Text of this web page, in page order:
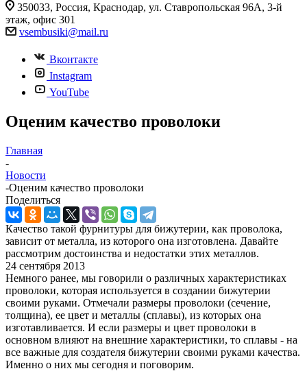
350033, Россия, Краснодар, ул. Ставропольская 96А, 3-й
этаж, офис 301
vsembusiki@mail.ru
Вконтакте
Instagram
YouTube
Оценим качество проволоки
Главная
-
Новости
-Оценим качество проволоки
Поделиться
Качество такой фурнитуры для бижутерии, как проволока,
зависит от металла, из которого она изготовлена. Давайте
рассмотрим достоинства и недостатки этих металлов.
24 сентября 2013
Немного ранее, мы говорили о различных характеристиках
проволоки, которая используется в создании бижутерии
своими руками. Отмечали размеры проволоки (сечение,
толщина), ее цвет и металлы (сплавы), из которых она
изготавливается. И если размеры и цвет проволоки в
основном влияют на внешние характеристики, то сплавы - на
все важные для создателя бижутерии своими руками качества.
Именно о них мы сегодня и поговорим.